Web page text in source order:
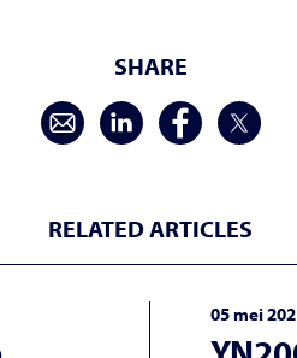
SHARE
RELATED ARTICLES
05 mei